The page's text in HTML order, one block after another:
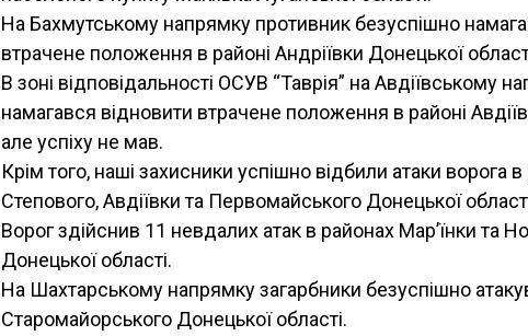
На Бахмутському напрямку противник безуспішно
втрачене положення в районі Андріївки Донецької
В зоні відповідальності ОСУВ “Таврія” на Авдіївському
намагався відновити втрачене положення в районі
але успіху не мав.
Крім того, наші захисники успішно відбили атаки ворога
Степового, Авдіївки та Первомайського Донецької
Ворог здійснив 11 невдалих атак в районах Мар’їнки та
Донецької області.
На Шахтарському напрямку загарбники безуспішно
Старомайорського Донецької області.